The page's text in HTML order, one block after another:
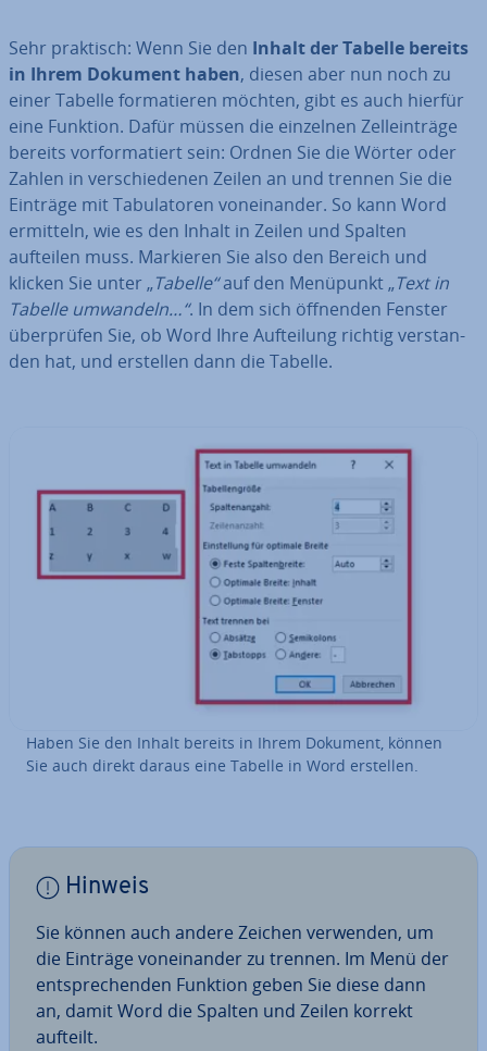
Sehr praktisch: Wenn Sie den Inhalt der Tabelle bereits
in Ihrem Dokument haben, diesen aber nun noch zu
einer Tabelle for­ma­tie­ren möchten, gibt es auch hierfür
eine Funktion. Dafür müssen die einzelnen Zellein­trä­ge
bereits vor­for­ma­tiert sein: Ordnen Sie die Wörter oder
Zahlen in ver­schie­de­nen Zeilen an und trennen Sie die
Einträge mit Ta­bu­la­to­ren von­ein­an­der. So kann Word
ermitteln, wie es den Inhalt in Zeilen und Spalten
aufteilen muss. Markieren Sie also den Bereich und
klicken Sie unter „Tabelle“auf den Menüpunkt „Text in
Tabelle umwandeln…“. In dem sich öffnenden Fenster
über­prü­fen Sie, ob Word Ihre Auf­tei­lung richtig ver­stan­
den hat, und erstellen dann die Tabelle.
Haben Sie den Inhalt bereits in Ihrem Dokument, können
Sie auch direkt daraus eine Tabelle in Word erstellen.
Hinweis
Sie können auch andere Zeichen verwenden, um
die Einträge von­ein­an­der zu trennen. Im Menü der
ent­spre­chen­den Funktion geben Sie diese dann
an, damit Word die Spalten und Zeilen korrekt
aufteilt.